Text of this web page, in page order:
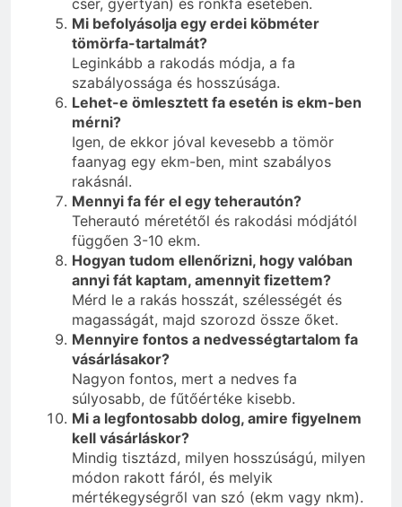
Mi befolyásolja egy erdei köbméter
tömörfa-tartalmát?
Leginkább a rakodás módja, a fa
szabályossága és hosszúsága.
Lehet-e ömlesztett fa esetén is ekm-ben
mérni?
Igen, de ekkor jóval kevesebb a tömör
faanyag egy ekm-ben, mint szabályos
rakásnál.
Mennyi fa fér el egy teherautón?
Teherautó méretétől és rakodási módjától
függően 3-10 ekm.
Hogyan tudom ellenőrizni, hogy valóban
annyi fát kaptam, amennyit fizettem?
Mérd le a rakás hosszát, szélességét és
magasságát, majd szorozd össze őket.
Mennyire fontos a nedvességtartalom fa
vásárlásakor?
Nagyon fontos, mert a nedves fa
súlyosabb, de fűtőértéke kisebb.
Mi a legfontosabb dolog, amire figyelnem
kell vásárláskor?
Mindig tisztázd, milyen hosszúságú, milyen
módon rakott fáról, és melyik
mértékegységről van szó (ekm vagy nkm).